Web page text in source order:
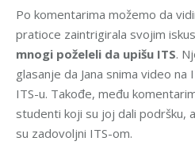
Po komentarima možemo da
pratioce zaintrigirala svojim
mnogi poželeli da upišu ITS.
glasanje da Jana snima video na
ITS-u. Takođe, među
studenti koji su joj dali podršku,
su zadovoljni ITS-om.